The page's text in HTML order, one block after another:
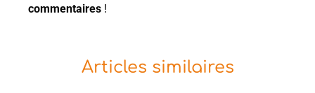
commentaires !
Articles similaires